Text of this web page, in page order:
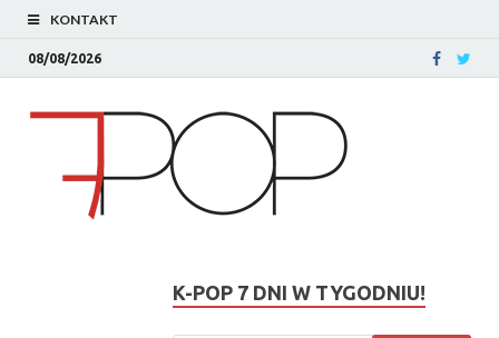
KONTAKT
08/08/2026
K-POP 7 DNI W TYGODNIU!